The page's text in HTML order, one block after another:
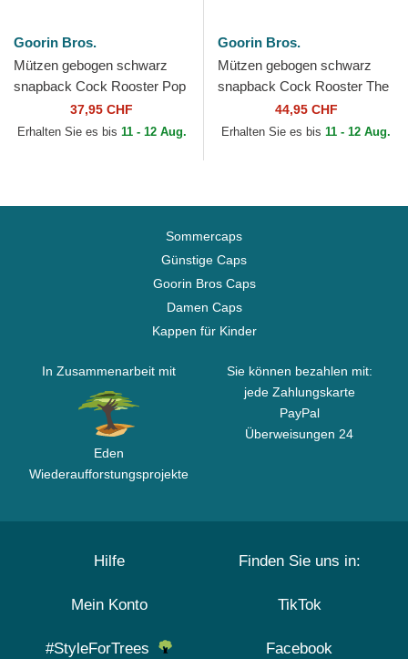
Goorin Bros.
Mützen gebogen schwarz
snapback Cock Rooster Pop
Art 2 The Farm Goorin Bros.
37,95 CHF
Erhalten Sie es bis 11 - 12 Aug.
Goorin Bros.
Mützen gebogen schwarz
snapback Cock Rooster The
Farm Goorin Bros.
44,95 CHF
Erhalten Sie es bis 11 - 12 Aug.
Sommercaps
Günstige Caps
Goorin Bros Caps
Damen Caps
Kappen für Kinder
In Zusammenarbeit mit
Eden
Wiederaufforstungsprojekte
Sie können bezahlen mit:
jede Zahlungskarte
PayPal
Überweisungen 24
Hilfe
Mein Konto
#StyleForTrees
Finden Sie uns in:
TikTok
Facebook